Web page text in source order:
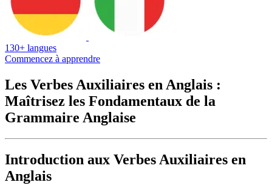
130+ langues
Commencez à apprendre
Les Verbes Auxiliaires en Anglais :
Maîtrisez les Fondamentaux de la
Grammaire Anglaise
Introduction aux Verbes Auxiliaires en
Anglais